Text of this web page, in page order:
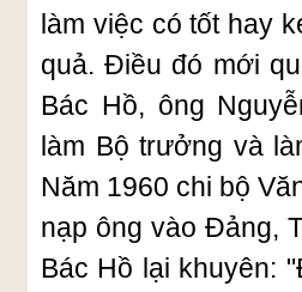
làm việc có tốt hay
quả. Điều đó mới
Bác Hồ, ông
làm Bộ trưởng và
Năm 1960 chi bộ
nạp ông vào Đảng,
Bác Hồ lại khuyên: